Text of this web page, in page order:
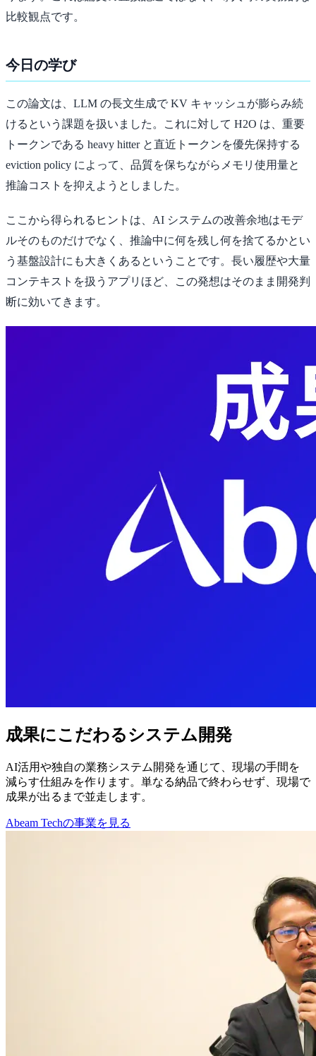
比較観点です。
今日の学び
この論文は、LLM の長文生成で KV キャッシュが膨らみ続
けるという課題を扱いました。これに対して H2O は、重要
トークンである heavy hitter と直近トークンを優先保持する
eviction policy によって、品質を保ちながらメモリ使用量と
推論コストを抑えようとしました。
ここから得られるヒントは、AI システムの改善余地はモデ
ルそのものだけでなく、推論中に何を残し何を捨てるかとい
う基盤設計にも大きくあるということです。長い履歴や大量
コンテキストを扱うアプリほど、この発想はそのまま開発判
断に効いてきます。
成果にこだわるシステム開発
AI活用や独自の業務システム開発を通じて、現場の手間を
減らす仕組みを作ります。単なる納品で終わらせず、現場で
成果が出るまで並走します。
Abeam Techの事業を見る